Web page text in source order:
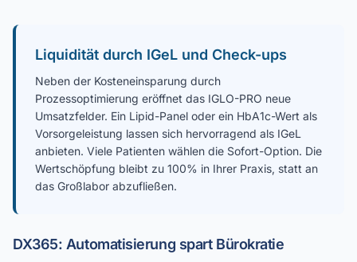
Liquidität durch IGeL und Check-ups
Neben der Kosteneinsparung durch
Prozessoptimierung eröffnet das IGLO-PRO neue
Umsatzfelder. Ein Lipid-Panel oder ein HbA1c-Wert als
Vorsorgeleistung lassen sich hervorragend als IGeL
anbieten. Viele Patienten wählen die Sofort-Option. Die
Wertschöpfung bleibt zu 100% in Ihrer Praxis, statt an
das Großlabor abzufließen.
DX365: Automatisierung spart Bürokratie